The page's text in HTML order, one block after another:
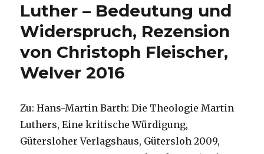
Rezension
von
Christoph
Fleischer,
Welver
Luther – Bedeutung und
Widerspruch, Rezension
von Christoph Fleischer,
Welver 2016
Zu: Hans-Martin Barth: Die Theologie Martin
Luthers, Eine kritische Würdigung,
Gütersloher Verlagshaus, Gütersloh 2009,